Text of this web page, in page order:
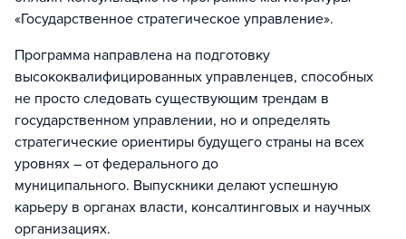
«Государственное стратегическое управление».
Программа направлена на подготовку
высококвалифицированных управленцев, способных
не просто следовать существующим трендам в
государственном управлении, но и определять
стратегические ориентиры будущего страны на всех
уровнях – от федерального до
муниципального. Выпускники делают успешную
карьеру в органах власти, консалтинговых и научных
организациях.